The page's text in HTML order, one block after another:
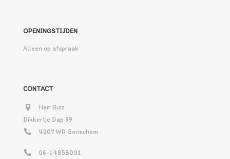
OPENINGSTIJDEN
Alleen op afspraak
CONTACT
Hair Bizz
Dikkertje Dap 99
4207 WD Gorinchem
06-14858001